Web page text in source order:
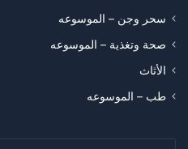
سحر وجن – الموسوعه
صحة وتغذية – الموسوعه
الأثاث
طب – الموسوعه